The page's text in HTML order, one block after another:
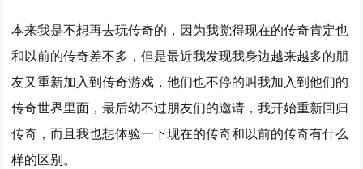
本来我是不想再去玩传奇的，因为我觉得现在的传奇肯定也
和以前的传奇差不多，但是最近我发现我身边越来越多的朋
友又重新加入到传奇游戏，他们也不停的叫我加入到他们的
传奇世界里面，最后幼不过朋友们的邀请，我开始重新回归
传奇，而且我也想体验一下现在的传奇和以前的传奇有什么
样的区别。